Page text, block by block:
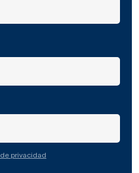
de baños modernos,
de aspecto actual.
atmósferas relajadas para
privacidad